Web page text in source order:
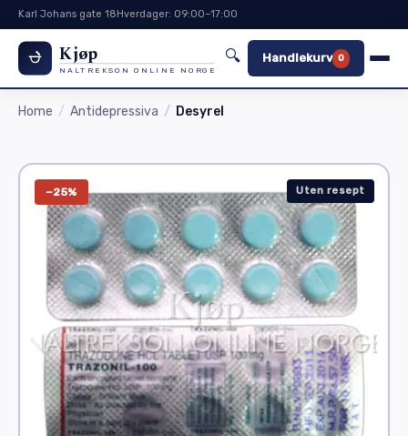
Karl Johans gate 18Hverdager: 09:00–17:00
Kjøp
NALTREKSON ONLINE NORGE
🔍 Handlekurv 0
Home Antidepressiva Desyrel
−25% Uten resept